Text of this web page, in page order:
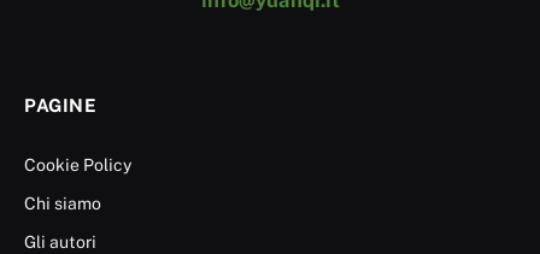
PAGINE
Cookie Policy
Chi siamo
Gli autori